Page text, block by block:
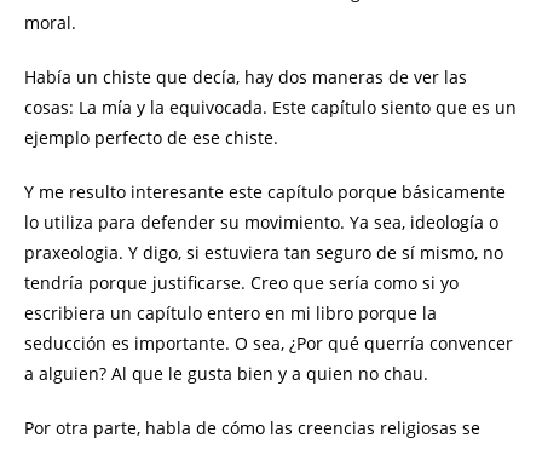
moral.
Había un chiste que decía, hay dos maneras de ver las
cosas: La mía y la equivocada. Este capítulo siento que es un
ejemplo perfecto de ese chiste.
Y me resulto interesante este capítulo porque básicamente
lo utiliza para defender su movimiento. Ya sea, ideología o
praxeologia. Y digo, si estuviera tan seguro de sí mismo, no
tendría porque justificarse. Creo que sería como si yo
escribiera un capítulo entero en mi libro porque la
seducción es importante. O sea, ¿Por qué querría convencer
a alguien? Al que le gusta bien y a quien no chau.
Por otra parte, habla de cómo las creencias religiosas se